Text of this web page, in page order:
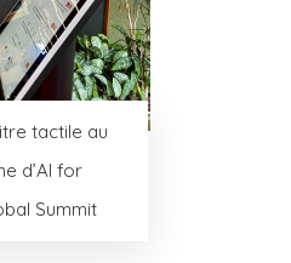
tactile au
d’AI for
Summit